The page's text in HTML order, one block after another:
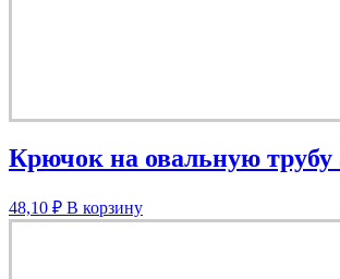
Крючок на овальную трубу
48,10 ₽ В корзину